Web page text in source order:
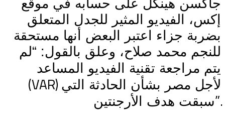
جاكسن هينكل على حسابه في موقع
إكس، الفيديو المثير للجدل المتعلق
بضربة جزاء اعتبر البعض أنها مستحقة
للنجم محمد صلاح، وعلق بالقول: “لم
يتم مراجعة تقنية الفيديو المساعد
(VAR) لأجل مصر بشأن الحادثة التي
سبقت هدف الأرجنتين”.